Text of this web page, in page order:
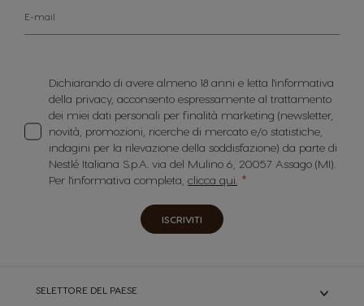
E-mail
Dichiarando di avere almeno 18 anni e letta l'informativa
della privacy, acconsento espressamente al trattamento
dei miei dati personali per finalità marketing (newsletter,
novità, promozioni, ricerche di mercato e/o statistiche,
indagini per la rilevazione della soddisfazione) da parte di
Nestlé Italiana S.p.A. via del Mulino 6, 20057 Assago (MI).
Per l'informativa completa, clicca qui.
ISCRIVITI
SELETTORE DEL PAESE